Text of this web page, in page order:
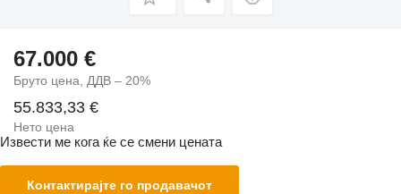
67.000 €
Бруто цена, ДДВ – 20%
55.833,33 €
Нето цена
Извести ме кога ќе се смени цената
Контактирајте го продавачот